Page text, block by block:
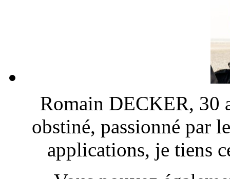
Romain DECKER, 30
obstiné, passionné par
applications, je tiens